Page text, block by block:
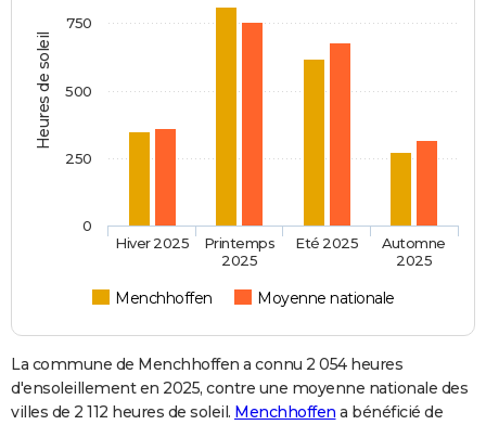
Heures de soleil
Menchhoffen Moyenne nationale
Hiver 2025
Printemps
2025
Eté 2025
Automne
2025
0
250
500
750
La commune de Menchhoffen a connu 2 054 heures
d'ensoleillement en 2025, contre une moyenne nationale des
villes de 2 112 heures de soleil. Menchhoffen a bénéficié de